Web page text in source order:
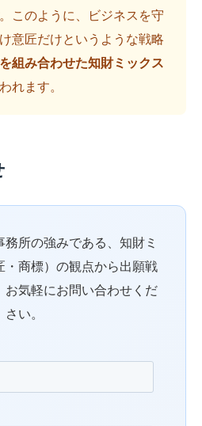
このように、ビジネスを守
意匠だけというような戦略
組み合わせた知財ミックス
れます。
所の強みである、知財ミ
・商標）の観点から出願戦
お気軽にお問い合わせくだ
さい。